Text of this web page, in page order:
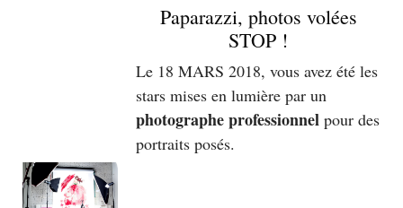
Paparazzi, photos volées
STOP !
Le 18 MARS 2018, vous avez été les
stars mises en lumière par un
photographe professionnel pour des
portraits posés.